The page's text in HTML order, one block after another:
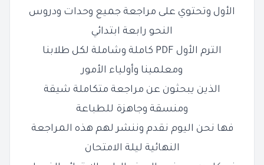
الأول وتحتوي على مراجعة جميع وحدات ودروس
النحو رابعة ابتدائي
الترم الأول PDF كاملة وشاملة لكل طلابنا
ومعلمينا وأولياء الأمور
الذين يبحثون عن مراجعة متكاملة شيقة
ومنسقة وجاهزة للطباعة
فها نحن اليوم نقدم وننشر لهم هذه المراجعة
النهائية ليلة الامتحان